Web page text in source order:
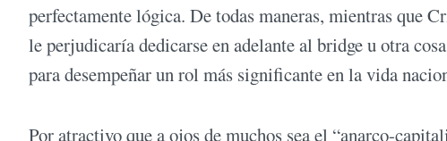
perfectamente lógica. De todas maneras, mientras que
le perjudicaría dedicarse en adelante al bridge u otra
para desempeñar un rol más significante en la vida
Por atractivo que a ojos de muchos sea el “anarco-